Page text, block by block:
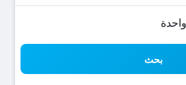
بحث